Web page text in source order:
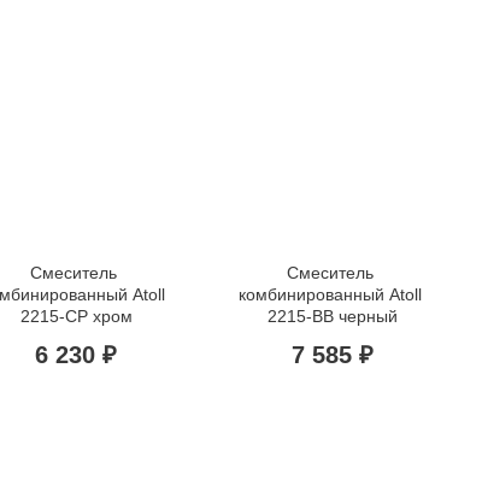
Смеситель
Atoll
2215-CР хром
6 230 ₽
Смеситель
комбинированный Atoll
2215-ВВ черный
7 585 ₽